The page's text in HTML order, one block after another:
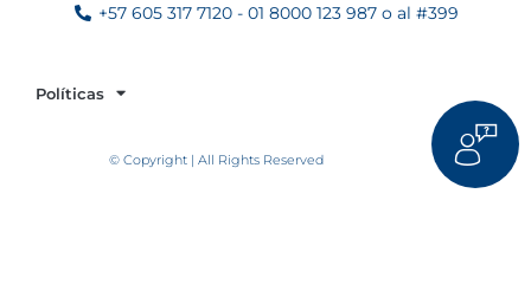
+57 605 317 7120 - 01 8000 123 987 o al #399
Políticas
© Copyright | All Rights Reserved